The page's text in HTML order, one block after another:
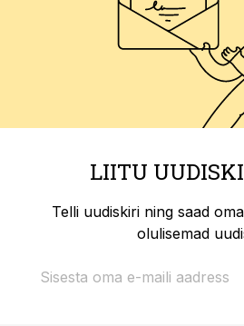
LIITU
Telli uudiskiri ning saad
olulisemad